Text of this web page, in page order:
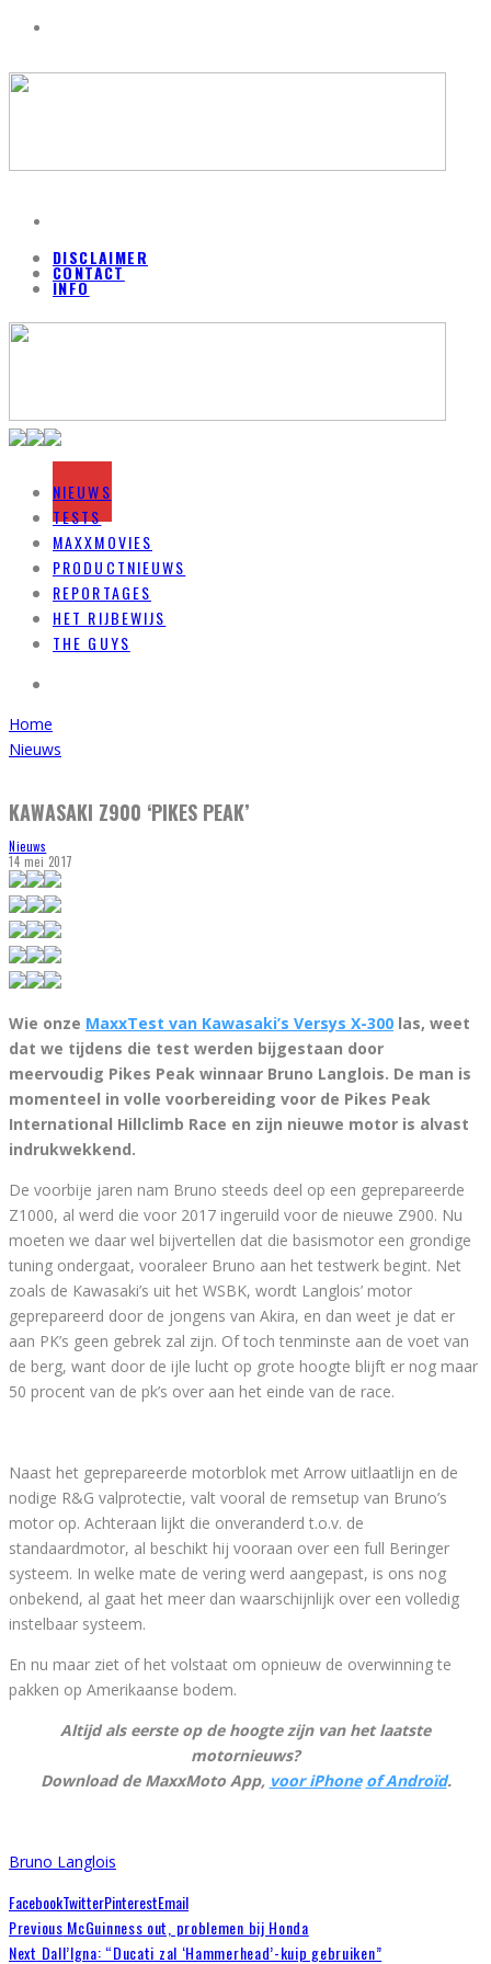
DISCLAIMER
CONTACT
INFO
NIEUWS
TESTS
MAXXMOVIES
PRODUCTNIEUWS
REPORTAGES
HET RIJBEWIJS
THE GUYS
Home
Nieuws
KAWASAKI Z900 ‘PIKES PEAK’
Nieuws
14 mei 2017
Wie onze MaxxTest van Kawasaki’s Versys X-300 las, weet
dat we tijdens die test werden bijgestaan door
meervoudig Pikes Peak winnaar Bruno Langlois. De man is
momenteel in volle voorbereiding voor de Pikes Peak
International Hillclimb Race en zijn nieuwe motor is alvast
indrukwekkend.
De voorbije jaren nam Bruno steeds deel op een geprepareerde
Z1000, al werd die voor 2017 ingeruild voor de nieuwe Z900. Nu
moeten we daar wel bijvertellen dat die basismotor een grondige
tuning ondergaat, vooraleer Bruno aan het testwerk begint. Net
zoals de Kawasaki’s uit het WSBK, wordt Langlois’ motor
geprepareerd door de jongens van Akira, en dan weet je dat er
aan PK’s geen gebrek zal zijn. Of toch tenminste aan de voet van
de berg, want door de ijle lucht op grote hoogte blijft er nog maar
50 procent van de pk’s over aan het einde van de race.
Naast het geprepareerde motorblok met Arrow uitlaatlijn en de
nodige R&G valprotectie, valt vooral de remsetup van Bruno’s
motor op. Achteraan lijkt die onveranderd t.o.v. de
standaardmotor, al beschikt hij vooraan over een full Beringer
systeem. In welke mate de vering werd aangepast, is ons nog
onbekend, al gaat het meer dan waarschijnlijk over een volledig
instelbaar systeem.
En nu maar ziet of het volstaat om opnieuw de overwinning te
pakken op Amerikaanse bodem.
Altijd als eerste op de hoogte zijn van het laatste
motornieuws?
Download de MaxxMoto App, voor iPhone of Androïd.
Bruno Langlois
FacebookTwitterPinterestEmail
Previous McGuinness out, problemen bij Honda
Next Dall’Igna: “Ducati zal ‘Hammerhead’-kuip gebruiken”